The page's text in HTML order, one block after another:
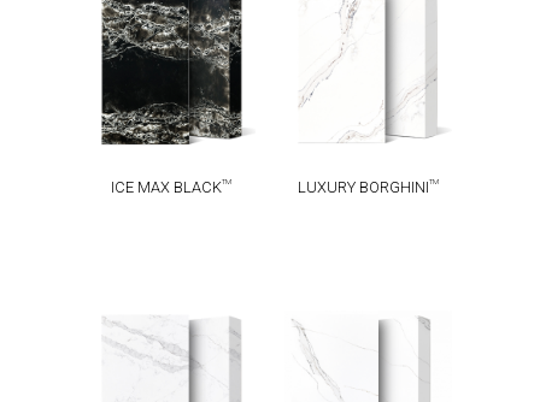
ICE MAX
BLACKTM
ICE MAX BLACKTM
LUXURY
BORGHINI
LUXURY BORGHINITM
ELEGANCE
MICHELANGELO
LUXURY VAGLI
MACCHIA